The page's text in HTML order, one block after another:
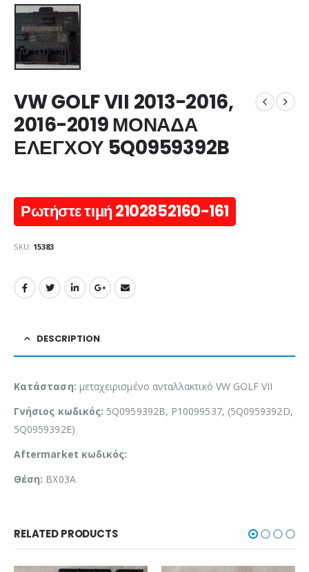
VW GOLF VII 2013-2016,
2016-2019 ΜΟΝΑΔΑ
ΕΛΕΓΧΟΥ 5Q0959392B
Ρωτήστε τιμή 2102852160-161
SKU: 15383
DESCRIPTION
Κατάσταση: μεταχειρισμένο ανταλλακτικό VW GOLF VII
Γνήσιος κωδικός: 5Q0959392B, P10099537, (5Q0959392D,
5Q0959392E)
Aftermarket κωδικός:
Θέση: BX03A
RELATED PRODUCTS